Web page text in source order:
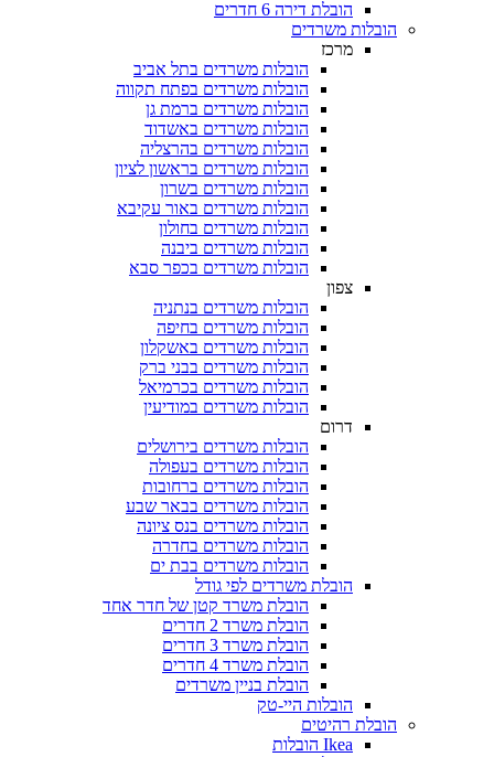
משרדים
הובלות משרדים בתל אביב
הובלות משרדים בפתח תקווה
הובלות משרדים ברמת גן
הובלות משרדים באשדוד
הובלות משרדים בהרצליה
הובלות משרדים בראשון לציון
הובלות משרדים בשרון
הובלות משרדים באור עקיבא
הובלות משרדים בחולון
הובלות משרדים ביבנה
הובלות משרדים בכפר סבא
הובלות משרדים בנתניה
הובלות משרדים בחיפה
הובלות משרדים באשקלון
הובלות משרדים בבני ברק
הובלות משרדים בכרמיאל
הובלות משרדים במודיעין
הובלות משרדים בירושלים
הובלות משרדים בעפולה
הובלות משרדים ברחובות
הובלות משרדים בבאר שבע
הובלות משרדים בנס ציונה
הובלות משרדים בחדרה
הובלות משרדים בבת ים
הובלת משרדים לפי גודל
הובלת משרד קטן של חדר אחד
הובלת משרד 2 חדרים
הובלת משרד 3 חדרים
הובלת משרד 4 חדרים
הובלת בניין משרדים
הובלות היי-טק
רהיטים